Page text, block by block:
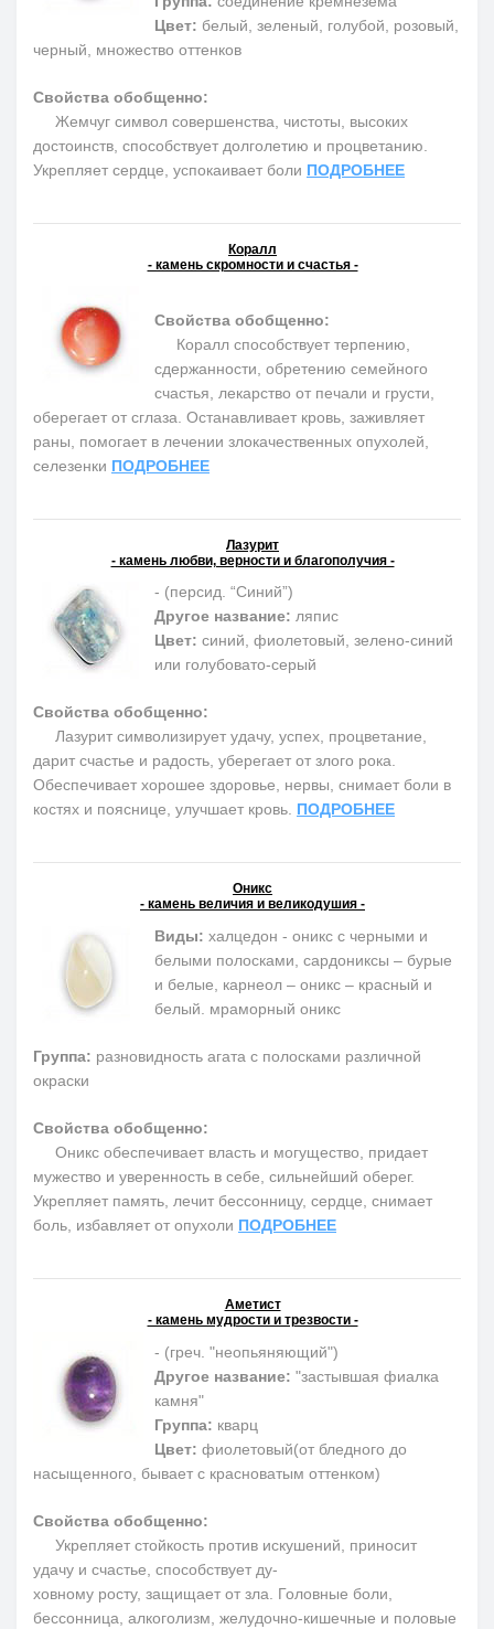
Цвет: белый, зеленый, голубой, розовый,
черный, множество оттенков
Свойства обобщенно:
Жемчуг символ совершенства, чистоты, высоких
достоинств, способствует долголетию и процветанию.
Укрепляет сердце, успокаивает боли ПОДРОБНЕЕ
Коралл
- камень скромности и счастья -
Свойства обобщенно:
Коралл способствует терпению,
сдержанности, обретению семейного
счастья, лекарство от печали и грусти,
оберегает от сглаза. Останавливает кровь, заживляет
раны, помогает в лечении злокачественных опухолей,
селезенки ПОДРОБНЕЕ
Лазурит
- камень любви, верности и благополучия -
- (персид. “Синий”)
Другое название: ляпис
Цвет: синий, фиолетовый, зелено-синий
или голубовато-серый
Свойства обобщенно:
Лазурит символизирует удачу, успех, процветание,
дарит счастье и радость, уберегает от злого рока.
Обеспечивает хорошее здоровье, нервы, снимает боли в
костях и пояснице, улучшает кровь. ПОДРОБНЕЕ
Оникс
- камень величия и великодушия -
Виды: халцедон - оникс с черными и
белыми полосками, сардониксы – бурые
и белые, карнеол – оникс – красный и
белый. мраморный оникс
Группа: разновидность агата с полосками различной
окраски
Свойства обобщенно:
Оникс обеспечивает власть и могущество, придает
мужество и уверенность в себе, сильнейший оберег.
Укрепляет память, лечит бессонницу, сердце, снимает
боль, избавляет от опухоли ПОДРОБНЕЕ
Аметист
- камень мудрости и трезвости -
- (греч. "неопьяняющий")
Другое название: "застывшая фиалка
камня"
Группа: кварц
Цвет: фиолетовый(от бледного до
насыщенного, бывает с красноватым оттенком)
Свойства обобщенно:
Укрепляет стойкость против искушений, приносит
удачу и счастье, способствует ду-
ховному росту, защищает от зла. Головные боли,
бессонница, алкоголизм, желудочно-кишечные и половые